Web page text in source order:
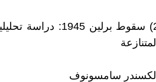
2) سقوط برلين
المتنازعة
ألكسندر سامسونوف